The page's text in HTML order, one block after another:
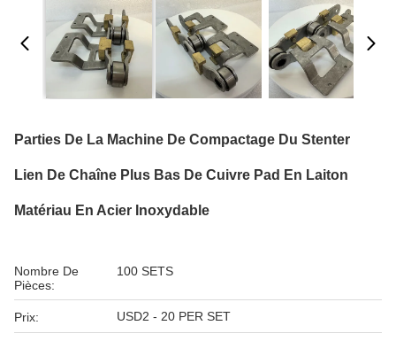
Parties De La Machine De Compactage Du Stenter
Lien De Chaîne Plus Bas De Cuivre Pad En Laiton
Matériau En Acier Inoxydable
Nombre De
Pièces:
100 SETS
Prix: USD2 - 20 PER SET